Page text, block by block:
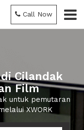
Call Now
Cilandak
Film
untuk pemutaran
XWORK